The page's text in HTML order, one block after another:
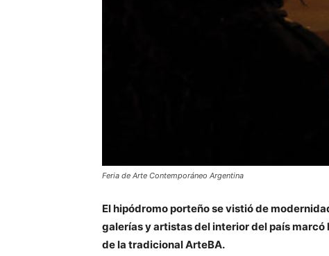
Feria de Arte Contemporáneo Argentina
El hipódromo porteño se vistió de
galerías y artistas del interior del país
de la tradicional ArteBA.